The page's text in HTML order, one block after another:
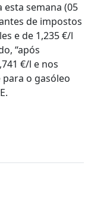
semana (05
de impostos
e de 1,235 €/l
“após
€/l e nos
para o gasóleo